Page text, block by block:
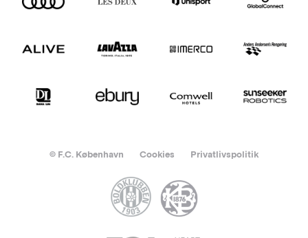
© F.C. København Cookies Privatlivspolitik